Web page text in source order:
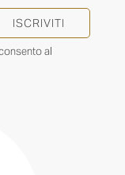
ISCRIVITI
al